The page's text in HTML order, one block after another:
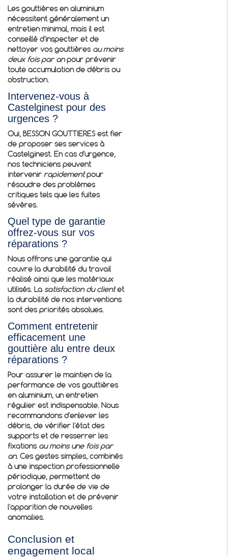
Les gouttières en aluminium
nécessitent généralement un
entretien minimal, mais il est
conseillé d'inspecter et de
nettoyer vos gouttières au moins
deux fois par anpour prévenir
toute accumulation de débris ou
obstruction.
Intervenez-vous à
Castelginest pour des
urgences ?
Oui, BESSON GOUTTIERES est fier
de proposer ses services à
Castelginest. En cas d'urgence,
nos techniciens peuvent
intervenir rapidementpour
résoudre des problèmes
critiques tels que les fuites
sévères.
Quel type de garantie
offrez-vous sur vos
réparations ?
Nous offrons une garantie qui
couvre la durabilité du travail
réalisé ainsi que les matériaux
utilisés. La satisfaction du clientet
la durabilité de nos interventions
sont des priorités absolues.
Comment entretenir
efficacement une
gouttière alu entre deux
réparations ?
Pour assurer le maintien de la
performance de vos gouttières
en aluminium, un entretien
régulier est indispensable. Nous
recommandons d'enlever les
débris, de vérifier l'état des
supports et de resserrer les
fixations au moins une fois par
an. Ces gestes simples, combinés
à une inspection professionnelle
périodique, permettent de
prolonger la durée de vie de
votre installation et de prévenir
l'apparition de nouvelles
anomalies.
Conclusion et
engagement local